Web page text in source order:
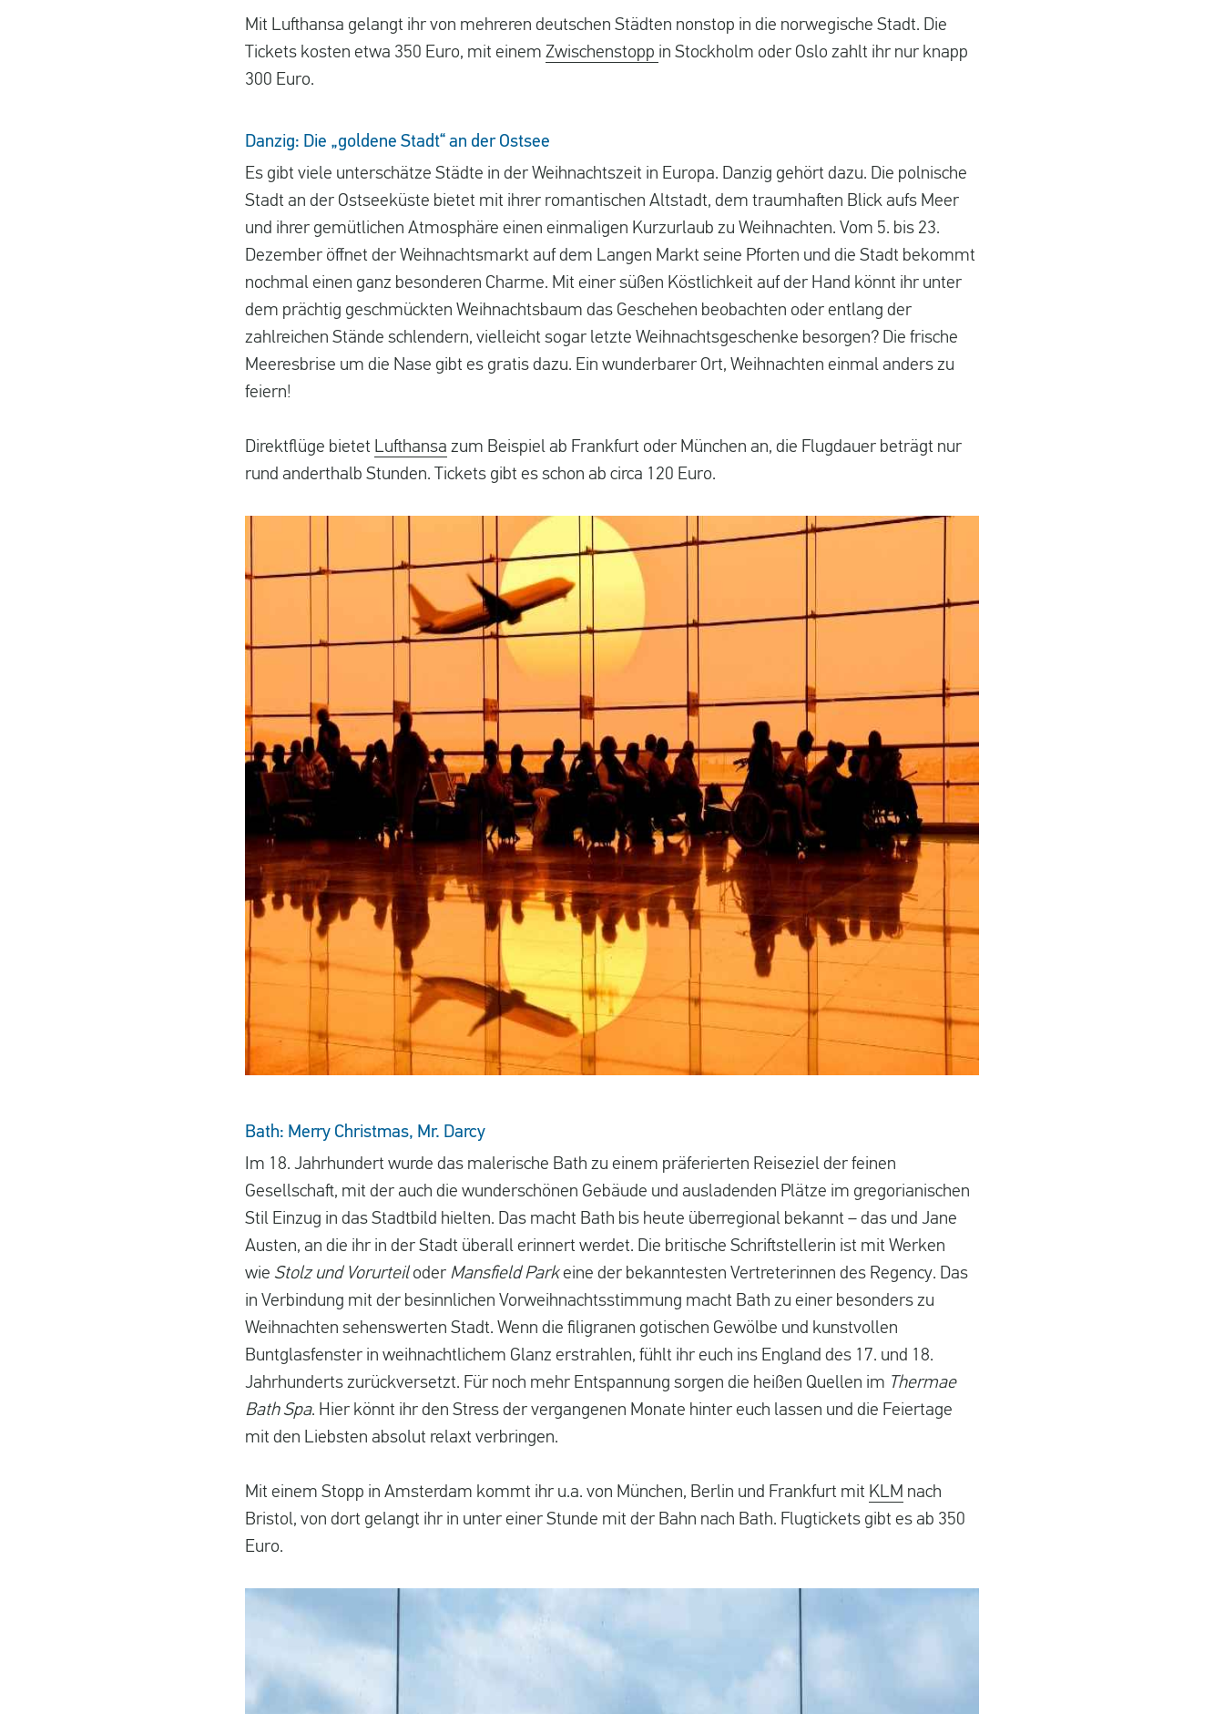
Mit Lufthansa gelangt ihr von mehreren deutschen Städten nonstop in die norwegische Stadt. Die
Tickets kosten etwa 350 Euro, mit einem Zwischenstopp in Stockholm oder Oslo zahlt ihr nur knapp
300 Euro.
Danzig: Die „goldene Stadt“ an der Ostsee
Es gibt viele unterschätze Städte in der Weihnachtszeit in Europa. Danzig gehört dazu. Die polnische
Stadt an der Ostseeküste bietet mit ihrer romantischen Altstadt, dem traumhaften Blick aufs Meer
und ihrer gemütlichen Atmosphäre einen einmaligen Kurzurlaub zu Weihnachten. Vom 5. bis 23.
Dezember öffnet der Weihnachtsmarkt auf dem Langen Markt seine Pforten und die Stadt bekommt
nochmal einen ganz besonderen Charme. Mit einer süßen Köstlichkeit auf der Hand könnt ihr unter
dem prächtig geschmückten Weihnachtsbaum das Geschehen beobachten oder entlang der
zahlreichen Stände schlendern, vielleicht sogar letzte Weihnachtsgeschenke besorgen? Die frische
Meeresbrise um die Nase gibt es gratis dazu. Ein wunderbarer Ort, Weihnachten einmal anders zu
feiern!
Direktflüge bietet Lufthansa zum Beispiel ab Frankfurt oder München an, die Flugdauer beträgt nur
rund anderthalb Stunden. Tickets gibt es schon ab circa 120 Euro.
Bath: Merry Christmas, Mr. Darcy
Im 18. Jahrhundert wurde das malerische Bath zu einem präferierten Reiseziel der feinen
Gesellschaft, mit der auch die wunderschönen Gebäude und ausladenden Plätze im gregorianischen
Stil Einzug in das Stadtbild hielten. Das macht Bath bis heute überregional bekannt – das und Jane
Austen, an die ihr in der Stadt überall erinnert werdet. Die britische Schriftstellerin ist mit Werken
wie Stolz und Vorurteiloder Mansfield Parkeine der bekanntesten Vertreterinnen des Regency. Das
in Verbindung mit der besinnlichen Vorweihnachtsstimmung macht Bath zu einer besonders zu
Weihnachten sehenswerten Stadt. Wenn die filigranen gotischen Gewölbe und kunstvollen
Buntglasfenster in weihnachtlichem Glanz erstrahlen, fühlt ihr euch ins England des 17. und 18.
Jahrhunderts zurückversetzt. Für noch mehr Entspannung sorgen die heißen Quellen im Thermae
Bath Spa. Hier könnt ihr den Stress der vergangenen Monate hinter euch lassen und die Feiertage
mit den Liebsten absolut relaxt verbringen.
Mit einem Stopp in Amsterdam kommt ihr u.a. von München, Berlin und Frankfurt mit KLM nach
Bristol, von dort gelangt ihr in unter einer Stunde mit der Bahn nach Bath. Flugtickets gibt es ab 350
Euro.